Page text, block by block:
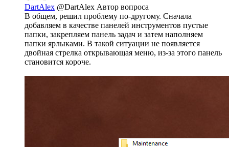
DartAlex @DartAlex Автор вопроса
В общем, решил проблему по-другому. Сначала
добавляем в качестве панелей инструментов пустые
папки, закрепляем панель задач и затем наполняем
папки ярлыками. В такой ситуации не появляется
двойная стрелка открывающая меню, из-за этого панель
становится короче.